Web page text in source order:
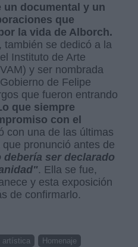
documental y un
que
la vida de Alborch.
también se dedicó a la
Instituto de Arte
y ser nombrada
de Felipe
que fueron entrando
que siempre
con el
con una de las últimas
pronunció antes de
ser declarado
. Ella se fue,
y esta exposición
de confirmarlo.
artística
Homenaje